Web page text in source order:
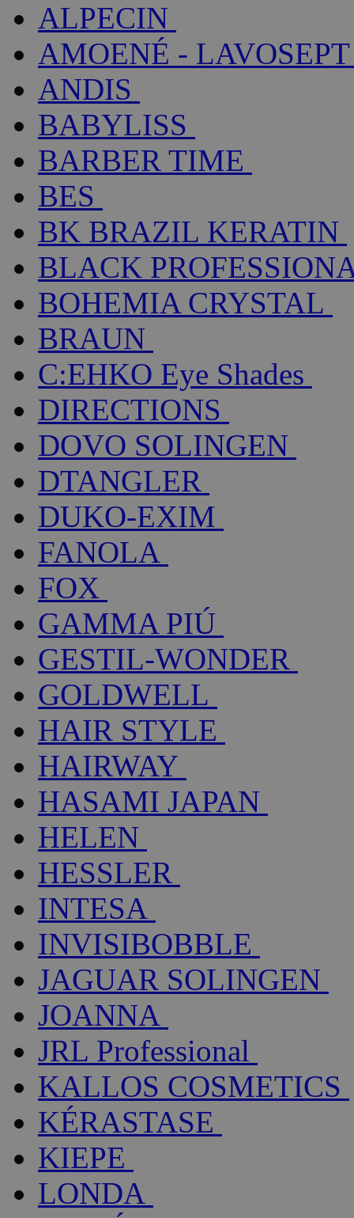
ALPECIN
AMOENÉ - LAVOSEPT
ANDIS
BABYLISS
BARBER TIME
BES
BK BRAZIL KERATIN
BLACK
BOHEMIA CRYSTAL
BRAUN
C:EHKO Eye Shades
DIRECTIONS
DOVO SOLINGEN
DTANGLER
DUKO-EXIM
FANOLA
FOX
GAMMA PIÚ
GESTIL-WONDER
GOLDWELL
HAIR STYLE
HAIRWAY
HASAMI JAPAN
HELEN
HESSLER
INTESA
INVISIBOBBLE
JAGUAR SOLINGEN
JOANNA
JRL Professional
KALLOS COSMETICS
KÉRASTASE
KIEPE
LONDA